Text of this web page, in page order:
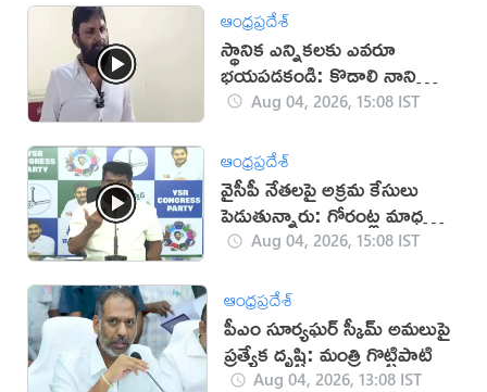
ఆంధ్రప్రదేశ్
స్థానిక ఎన్నికలకు ఎవరూ
భయపడకండి: కొడాలి నాని
(వీడియో)
Aug 04, 2026, 15:08 IST
ఆంధ్రప్రదేశ్
వైసీపీ నేతలపై అక్రమ కేసులు
పెడుతున్నారు: గోరంట్ల మాధవ్
(వీడియో)
Aug 04, 2026, 15:08 IST
ఆంధ్రప్రదేశ్
పీఎం సూర్యఘర్ స్కీమ్ అమలుపై
ప్రత్యేక దృష్టి: మంత్రి గొట్టిపాటి
Aug 04, 2026, 13:08 IST